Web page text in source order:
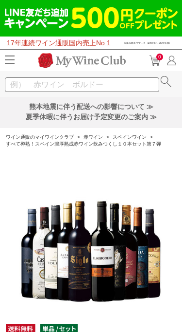
17年連続ワイン通販国内売上No.1
0
熊本地震に伴う配送への影響について ≫
夏季休暇に伴うお届け予定変更のご案内 ≫
ワイン通販のマイワインクラブ > 赤ワイン > スペインワイン
>
すべて樽熟！スペイン濃厚熟成赤ワイン飲みつくし１０本セット第７弾